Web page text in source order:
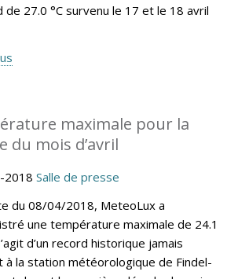
de 27.0 °C survenu le 17 et le 18 avril
maximale pour la
du mois d’avril
2018 Salle de presse
du 08/04/2018, MeteoLux a
une température maximale de 24.1
d’un record historique jamais
à la station météorologique de Findel-